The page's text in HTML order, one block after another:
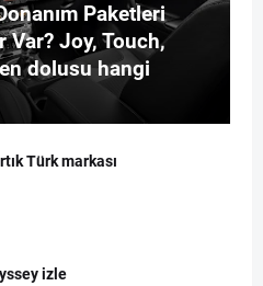
Paketleri
Var? Joy, Touch,
dolusu hangi
Türk markası
izle